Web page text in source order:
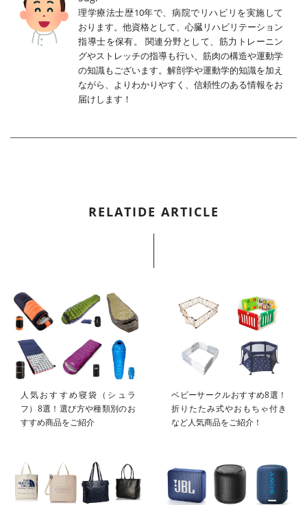
理学療法士歴10年で、病院でリハビリを実施して
おります。他資格として、心臓リハビリテーション
指導士を保有。 関連分野として、筋力トレーニン
グやストレッチの指導も行い、筋肉の構造や運動学
の知識もございます。解剖学や運動学的知識を加え
ながら、よりわかりやすく、信頼性のある情報をお
届けします！
RELATIDE ARTICLE
人気おすすめ寝袋（シュラ
フ）8選！選び方や種類別のお
すすめ商品をご紹介
ベビーサークルおすすめ8選！
折りたたみ式やおもちゃ付き
など人気商品をご紹介！